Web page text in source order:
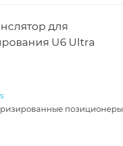
для
U6 Ultra
позиционеры